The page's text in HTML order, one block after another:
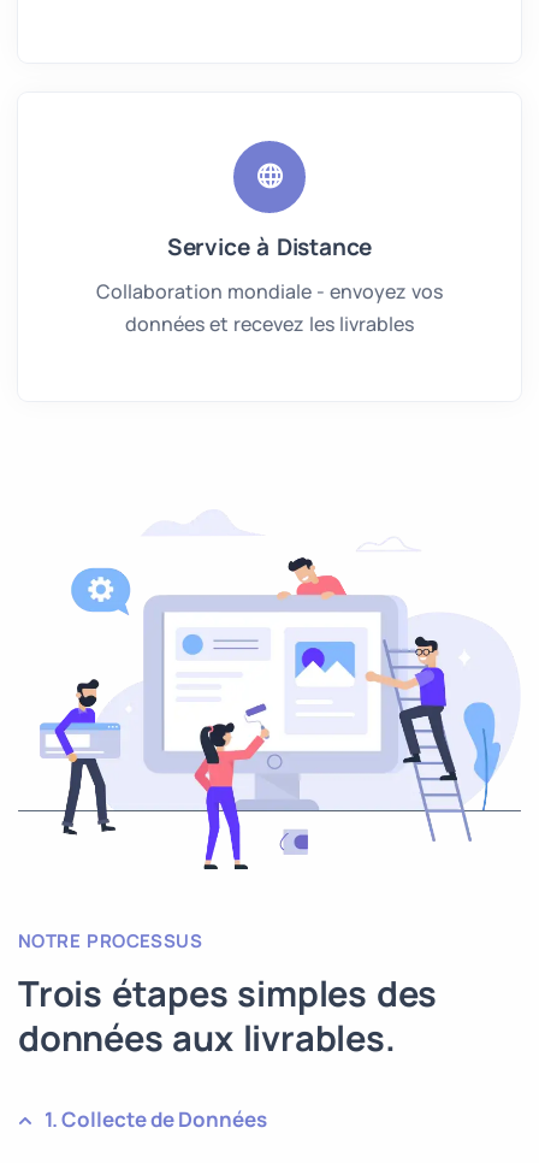
Service à Distance
Collaboration mondiale - envoyez vos
données et recevez les livrables
NOTRE PROCESSUS
Trois étapes simples des
données aux livrables.
1. Collecte de Données